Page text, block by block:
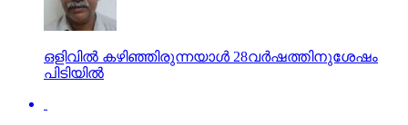
ഒളിവില്‍ കഴിഞ്ഞിരുന്നയാള്‍ 28വര്‍ഷത്തിനുശേഷം
പിടിയില്‍